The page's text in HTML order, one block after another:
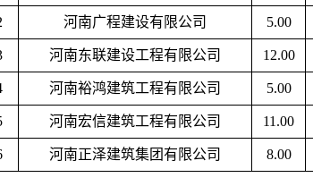
河南广程建设有限公司 5.00
河南东联建设工程有限公司 12.00
河南裕鸿建筑工程有限公司 5.00
河南宏信建筑工程有限公司 11.00
河南正泽建筑集团有限公司 8.00